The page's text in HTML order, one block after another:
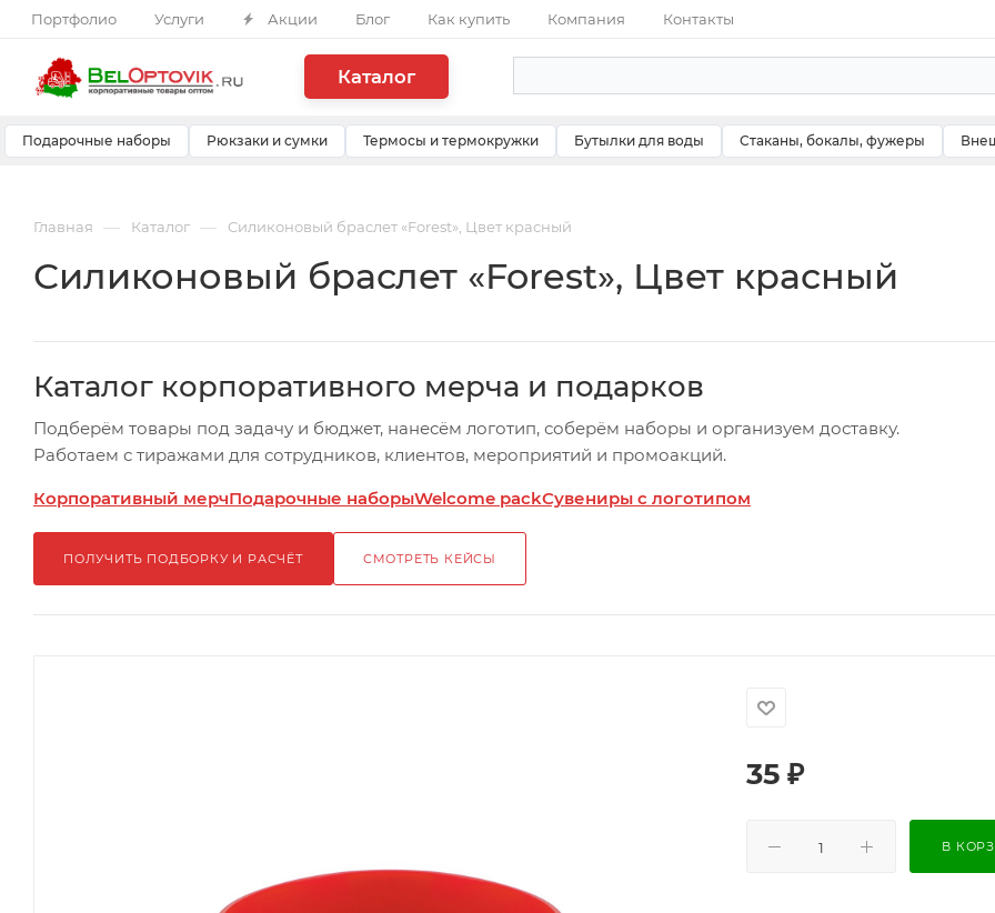
Портфолио Услуги Акции Блог Как купить Компания Контакты
Каталог
Подарочные наборы Рюкзаки и сумки Термосы и термокружки Бутылки для воды Стаканы, бокалы, фужеры
Главная — Каталог — Силиконовый браслет «Forest», Цвет красный
Силиконовый браслет «Forest», Цвет красный
Каталог корпоративного мерча и подарков
Подберём товары под задачу и бюджет, нанесём логотип, соберём наборы и организуем доставку.
Работаем с тиражами для сотрудников, клиентов, мероприятий и промоакций.
Корпоративный мерчПодарочные наборыWelcome packСувениры с логотипом
ПОЛУЧИТЬ ПОДБОРКУ И РАСЧЁТ СМОТРЕТЬ КЕЙСЫ
35 ₽
В